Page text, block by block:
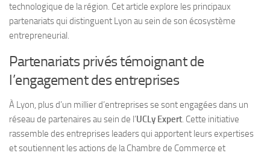
technologique de la région. Cet article explore les principaux
partenariats qui distinguent Lyon au sein de son écosystème
entrepreneurial.
Partenariats privés témoignant de
l’engagement des entreprises
À Lyon, plus d’un millier d’entreprises se sont engagées dans un
réseau de partenaires au sein de l’UCLy Expert. Cette initiative
rassemble des entreprises leaders qui apportent leurs expertises
et soutiennent les actions de la Chambre de Commerce et